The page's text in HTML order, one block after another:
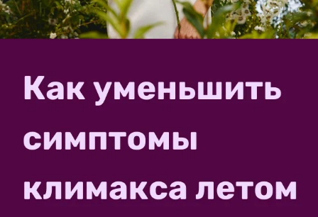
Биопрепаратов пока не очень много, но они
завоевывают все большую популярность. Опасность
осторожности и соблюдениясроков
ожидания(периода от обработки до использования
Альтернативные методы защиты от
Кроме ядов, в защите от вредителей используют